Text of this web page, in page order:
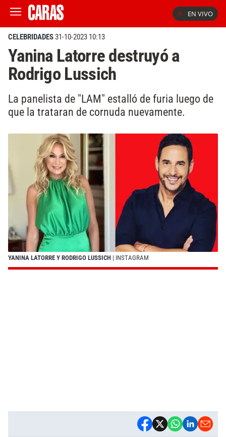
EN VIVO
CELEBRIDADES31-10-2023 10:13
Yanina Latorre destruyó a
Rodrigo Lussich
La panelista de "LAM" estalló de furia luego de
que la trataran de cornuda nuevamente.
YANINA LATORRE Y RODRIGO LUSSICH | INSTAGRAM